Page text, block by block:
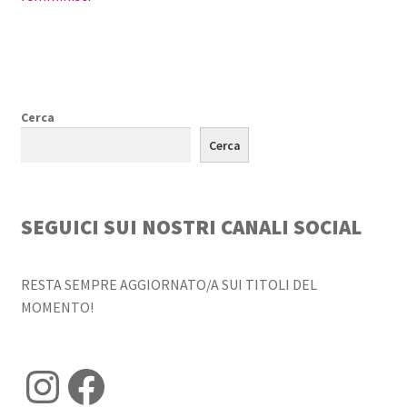
Cerca
Cerca
SEGUICI SUI NOSTRI CANALI SOCIAL
RESTA SEMPRE AGGIORNATO/A SUI TITOLI DEL
MOMENTO!
Instagram
Facebook